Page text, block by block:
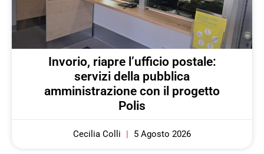
Invorio, riapre l’ufficio postale:
servizi della pubblica
amministrazione con il progetto
Polis
Cecilia Colli 5 Agosto 2026